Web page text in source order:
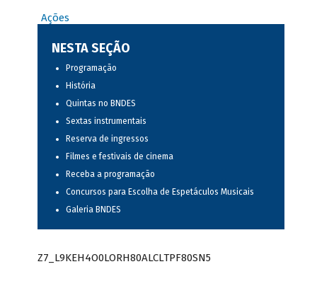
Ações
NESTA SEÇÃO
Programação
História
Quintas no BNDES
Sextas instrumentais
Reserva de ingressos
Filmes e festivais de cinema
Receba a programação
Concursos para Escolha de Espetáculos Musicais
Galeria BNDES
Z7_L9KEH4O0LORH80ALCLTPF80SN5